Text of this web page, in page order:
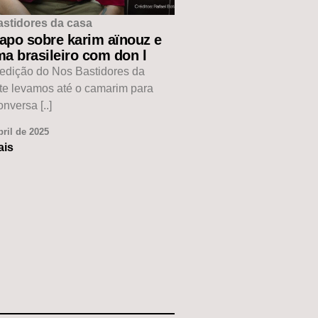
da casa
sobre karim aïnouz e
brasileiro com don l
do Nos Bastidores da
levamos até o camarim para
[..]
de 2025